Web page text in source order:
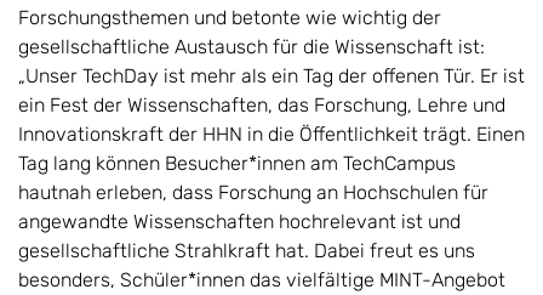
Forschungsthemen und betonte wie wichtig der
gesellschaftliche Austausch für die Wissenschaft ist:
„Unser TechDay ist mehr als ein Tag der offenen Tür. Er ist
ein Fest der Wissenschaften, das Forschung, Lehre und
Innovationskraft der HHN in die Öffentlichkeit trägt. Einen
Tag lang können Besucher*innen am TechCampus
hautnah erleben, dass Forschung an Hochschulen für
angewandte Wissenschaften hochrelevant ist und
gesellschaftliche Strahlkraft hat. Dabei freut es uns
besonders, Schüler*innen das vielfältige MINT-Angebot